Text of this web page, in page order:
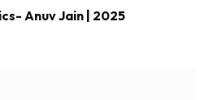
Anuv Jain | 2025